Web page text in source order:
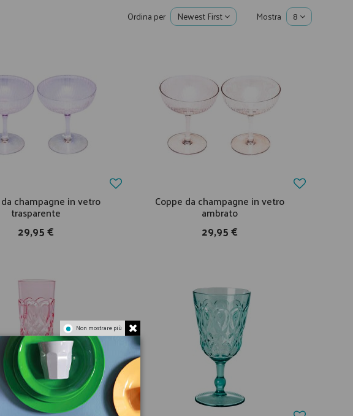
Ordina per Newest First Mostra 8
champagne in vetro
trasparente
29,95 €
Coppe da champagne in vetro
ambrato
29,95 €
Non mostrare più